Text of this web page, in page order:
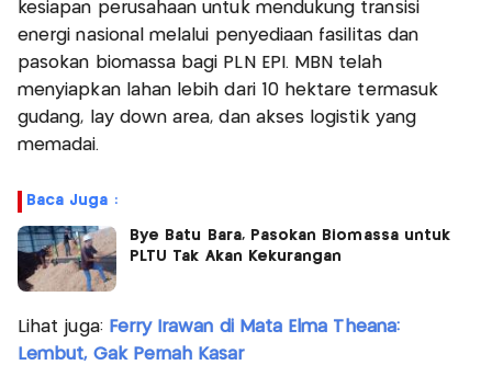
kesiapan perusahaan untuk mendukung transisi
energi nasional melalui penyediaan fasilitas dan
pasokan biomassa bagi PLN EPI. MBN telah
menyiapkan lahan lebih dari 10 hektare termasuk
gudang, lay down area, dan akses logistik yang
memadai.
Baca Juga :
Bye Batu Bara, Pasokan Biomassa untuk
PLTU Tak Akan Kekurangan
Lihat juga: Ferry Irawan di Mata Elma Theana:
Lembut, Gak Pernah Kasar